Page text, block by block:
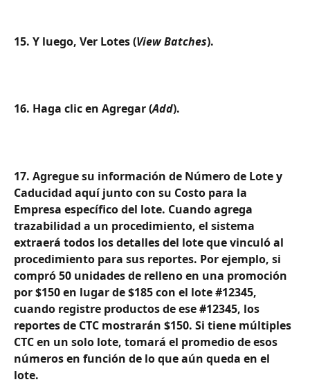
15. Y luego, Ver Lotes (View Batches).
16. Haga clic en Agregar (Add).
17. Agregue su información de Número de Lote y
Caducidad aquí junto con su Costo para la
Empresa específico del lote. Cuando agrega
trazabilidad a un procedimiento, el sistema
extraerá todos los detalles del lote que vinculó al
procedimiento para sus reportes. Por ejemplo, si
compró 50 unidades de relleno en una promoción
por $150 en lugar de $185 con el lote #12345,
cuando registre productos de ese #12345, los
reportes de CTC mostrarán $150. Si tiene múltiples
CTC en un solo lote, tomará el promedio de esos
números en función de lo que aún queda en el
lote.